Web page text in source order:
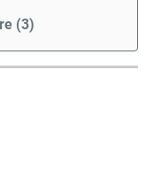
(3)